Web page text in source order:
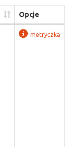
Opcje
metryczka